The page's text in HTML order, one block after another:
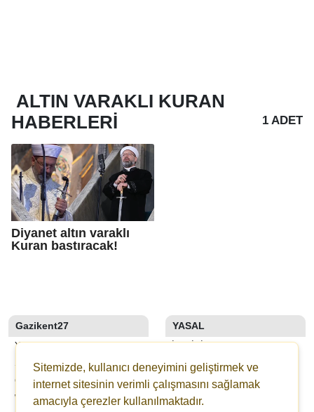
ALTIN VARAKLI KURAN
HABERLERI
1 ADET
Diyanet altın varaklı
Kuran bastıracak!
Gazikent27
YAZARLAR
SON DAKİKA
GALERİLER
WEBTV
YASAL
İLETIŞIM
KÜNYE
YAYIN İLKELERI
KURALLAR
Sitemizde, kullanıcı deneyimini geliştirmek ve
internet sitesinin verimli çalışmasını sağlamak
amacıyla çerezler kullanılmaktadır.